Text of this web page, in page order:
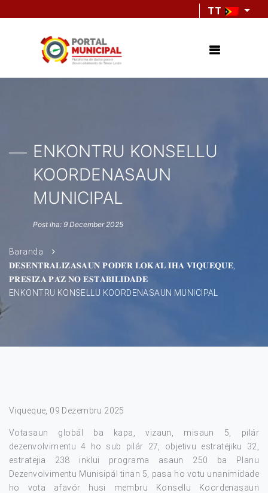
TT
ENKONTRU KONSELLU
KOORDENASAUN
MUNICIPAL
Post iha: 9 December 2025
Baranda
𝐃𝐄𝐒𝐄𝐍𝐓𝐑𝐀𝐋𝐈𝐙𝐀𝐒𝐀𝐔𝐍 𝐏𝐎𝐃𝐄́𝐑 𝐋𝐎𝐊𝐀́𝐋 𝐈𝐇𝐀 𝐕𝐈𝐐𝐔𝐄𝐐𝐔𝐄,
𝐏𝐑𝐄𝐒𝐈𝐙𝐀 𝐏𝐀́𝐙 𝐍𝐎 𝐄𝐒𝐓𝐀𝐁𝐈𝐋𝐈𝐃𝐀𝐃𝐄
ENKONTRU KONSELLU KOORDENASAUN MUNICIPAL
Viqueque, 09 Dezembru 2025
Votasaun globál ba kapa, vizaun, misaun 5, pilár
dezenvolvimentu 4 ho sub pilár 27, objetivu estratéjiku 32,
estratejia 238 inklui programa asaun 250 ba Planu
Dezenvolvimentu Munisipál tinan 5, pasa ho votu unanimidade
ho vota afavór husi membru Konsellu Koordenasaun